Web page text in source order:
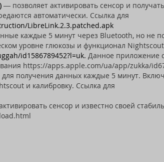
— позволяет активировать сенсор и
автоматически. Ссылка для
LibreLink.2.3.patched.apk
каждые 5 минут через Bluetooth, но не
уровне глюкозы и функционал
id1586789452?l=uk. Данное приложение
https://apps.apple.com/ua/app/zukka/
получения данных каждые 5 минут.
и калибровку. Ссылка для
сенсор и известно своей